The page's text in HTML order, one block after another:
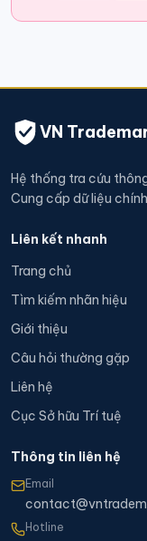
VN
Hệ thống tra cứu
Cung cấp dữ liệu
Liên kết nhanh
Trang chủ
Tìm kiếm nhãn hiệu
Giới thiệu
Câu hỏi thường gặp
Liên hệ
Cục Sở hữu Trí tuệ
Thông tin liên hệ
Email
Hotline